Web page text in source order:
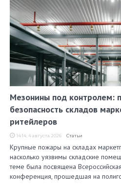
Мезонины под контролем:
безопасность складов
ритейлеров
14:14, 4 августа 2026 Статьи
Крупные пожары на складах
насколько уязвимы складские
теме была посвящена
конференция, прошедшая на